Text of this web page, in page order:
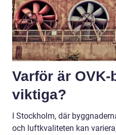
Varför är
viktiga?
I Stockholm, där
och luftkvaliteten kan